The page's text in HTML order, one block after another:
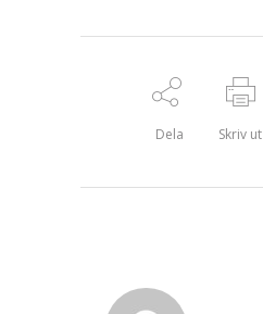
Dela Skriv ut